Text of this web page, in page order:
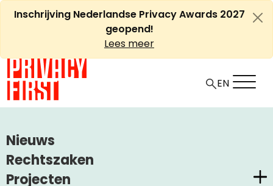
Ga
naarInschrijving Nederlandse Privacy Awards 2027
geopend!
Lees meer
Nieuws
Rechtszaken
Projecten
EN
Beleid, missie en visie